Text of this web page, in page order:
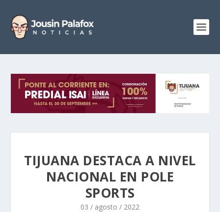
TIJUANA DESTACA A NIVEL
NACIONAL EN POLE
SPORTS
03 / agosto / 2022